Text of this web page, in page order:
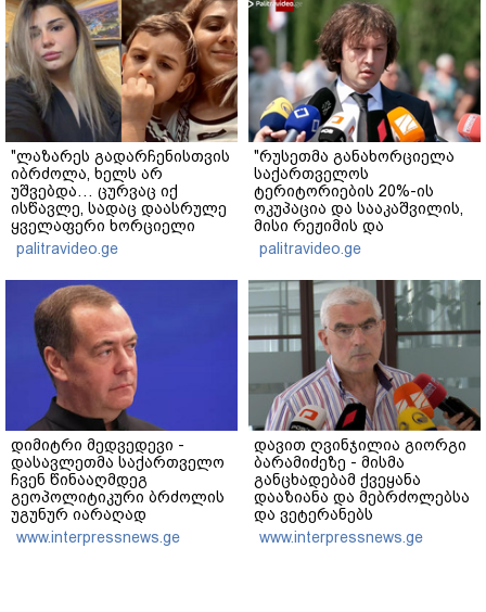
"ლაზარეს გადარჩენისთვის
იბრძოლა, ხელს არ
უშვებდა… ცურვაც იქ
ისწავლე, სადაც დაასრულე
ყველაფერი ხორციელი
ცხოვრებიდან" – რას წერს
ხობში დაღუპული დედა-
შვილის ახლობელი?
palitravideo.ge
"რუსეთმა განახორციელა
საქართველოს
ტერიტორიების 20%-ის
ოკუპაცია და სააკაშვილის,
მისი რეჟიმის და
"ნაცმოძრაობის" ღალატი
ვერანაირად ვერ
გადაფარავს ამ
დანაშაულს" - ირაკლი
კობახიძე
palitravideo.ge
დიმიტრი მედვედევი -
დასავლეთმა საქართველო
ჩვენ წინააღმდეგ
გეოპოლიტიკური ბრძოლის
უგუნურ იარაღად
გამოიყენა იმ მომენტში,
როდესაც ეს მისთვის
www.interpressnews.ge
დავით ღვინჯილია გიორგი
ბარამიძეზე - მისმა
განცხადებამ ქვეყანა
დააზიანა და მებრძოლებსა
და ვეტერანებს
შეურაცხყოფა მიაყენა
www.interpressnews.ge